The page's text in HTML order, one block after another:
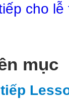
cho
mục